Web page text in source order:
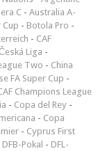
C - Australia A-
Cup - Botola Pro -
- CAF
Liga -
Two - China
FA Super Cup -
Champions League
- Copa del Rey -
- Copa
- Cyprus First
DFB-Pokal - DFL-